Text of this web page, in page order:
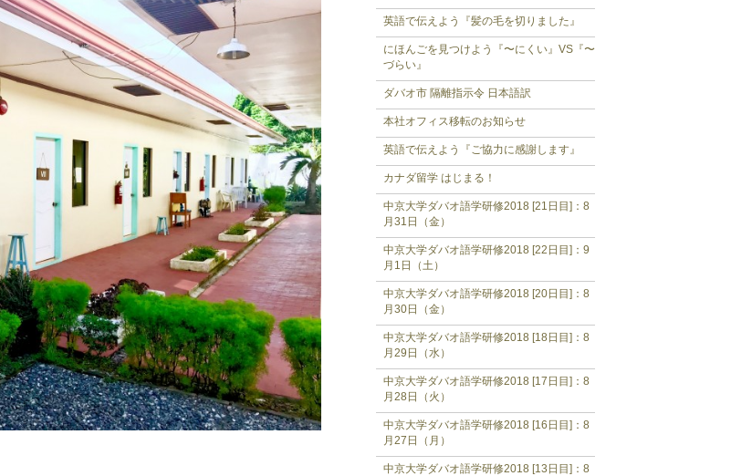
英語で伝えよう『髪の毛を切りました』
にほんごを見つけよう『〜にくい』VS『〜
づらい』
ダバオ市 隔離指示令 日本語訳
本社オフィス移転のお知らせ
英語で伝えよう『ご協力に感謝します』
カナダ留学 はじまる！
中京大学ダバオ語学研修2018 [21日目]：8
月31日（金）
中京大学ダバオ語学研修2018 [22日目]：9
月1日（土）
中京大学ダバオ語学研修2018 [20日目]：8
月30日（金）
中京大学ダバオ語学研修2018 [18日目]：8
月29日（水）
中京大学ダバオ語学研修2018 [17日目]：8
月28日（火）
中京大学ダバオ語学研修2018 [16日目]：8
月27日（月）
中京大学ダバオ語学研修2018 [13日目]：8